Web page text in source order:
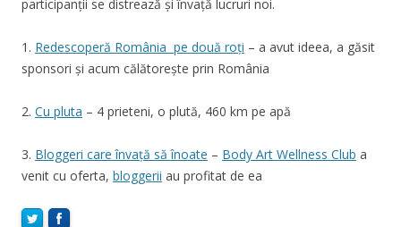
participanții se distrează și învață lucruri noi.
1. Redescoperă România pe două roți – a avut ideea, a găsit
sponsori și acum călătorește prin România
2. Cu pluta – 4 prieteni, o plută, 460 km pe apă
3. Bloggeri care învață să înoate – Body Art Wellness Club a
venit cu oferta, bloggerii au profitat de ea